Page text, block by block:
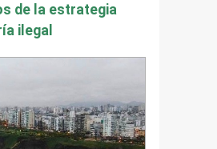
de la estrategia
ilegal